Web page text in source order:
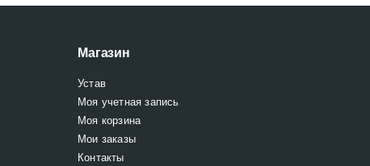
Магазин
Устав
Моя учетная запись
Моя корзина
Мои заказы
Контакты